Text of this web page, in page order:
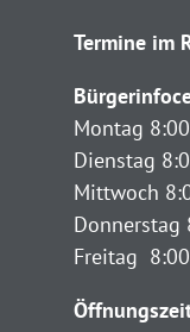
Termine im
Montag
Dienstag
Mittwoch
Donnerstag
Freitag